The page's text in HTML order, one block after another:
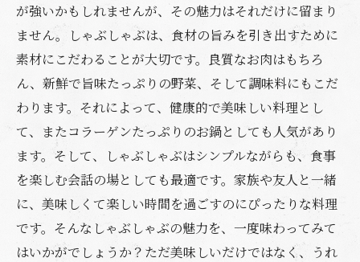
が強いかもしれませんが、その魅力はそれだけに留まり
ません。しゃぶしゃぶは、食材の旨みを引き出すために
素材にこだわることが大切です。良質なお肉はもちろ
ん、新鮮で旨味たっぷりの野菜、そして調味料にもこだ
わります。それによって、健康的で美味しい料理とし
て、またコラーゲンたっぷりのお鍋としても人気があり
ます。そして、しゃぶしゃぶはシンプルながらも、食事
を楽しむ会話の場としても最適です。家族や友人と一緒
に、美味しくて楽しい時間を過ごすのにぴったりな料理
です。そんなしゃぶしゃぶの魅力を、一度味わってみて
はいかがでしょうか？ただ美味しいだけではなく、うれ